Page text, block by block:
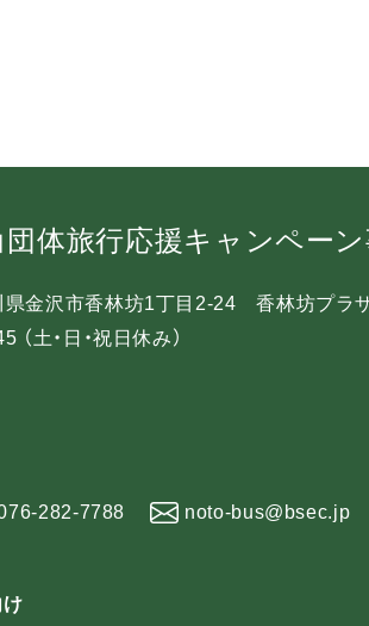
団体旅行応援キャンペー
県金沢市香林坊1丁目2-24 香林坊プラ
（土・日・祝日休み）
282-7788 noto-bus@bsec.jp